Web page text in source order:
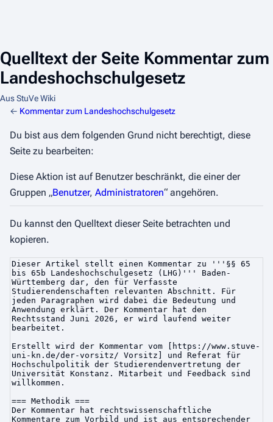
Quelltext der Seite Kommentar zum
Landeshochschulgesetz
Aus StuVe Wiki
← Kommentar zum Landeshochschulgesetz
Du bist aus dem folgenden Grund nicht berechtigt, diese
Seite zu bearbeiten:
Diese Aktion ist auf Benutzer beschränkt, die einer der
Gruppen „Benutzer, Administratoren“ angehören.
Du kannst den Quelltext dieser Seite betrachten und
kopieren.